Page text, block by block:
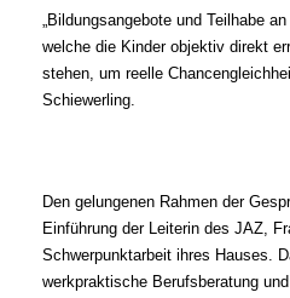
Bildungsangebote und Teilhabe
welche die Kinder objektiv direkt
stehen, um reelle
Schiewerling.
Den gelungenen Rahmen der
Einführung der Leiterin des JAZ,
Schwerpunktarbeit ihres Hauses.
werkpraktische Berufsberatung